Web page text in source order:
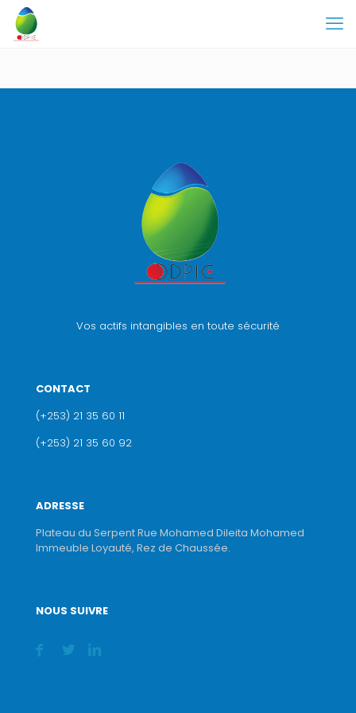
Vos actifs intangibles en toute sécurité
CONTACT
(+253) 21 35 60 11
(+253) 21 35 60 92
ADRESSE
Plateau du Serpent Rue Mohamed Dileita Mohamed
Immeuble Loyauté, Rez de Chaussée.
NOUS SUIVRE